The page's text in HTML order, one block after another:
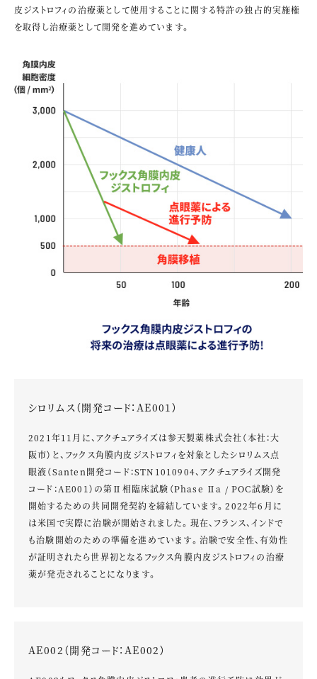
皮ジストロフィの治療薬として使用することに関する特許の独占的実施権
を取得し治療薬として開発を進めています。
シロリムス（開発コード：AE001）
2021年11月に、アクチュアライズは参天製薬株式会社（本社：大
阪市）と、フックス角膜内皮ジストロフィを対象としたシロリムス点
眼液（Santen開発コード：STN1010904、アクチュアライズ開発
コード：AE001）の第Ⅱ相臨床試験（Phase Ⅱa / POC試験）を
開始するための共同開発契約を締結しています。2022年6月に
は米国で実際に治験が開始されました。現在、フランス、インドで
も治験開始のための準備を進めています。治験で安全性、有効性
が証明されたら世界初となるフックス角膜内皮ジストロフィの治療
薬が発売されることになります。
AE002（開発コード：AE002）